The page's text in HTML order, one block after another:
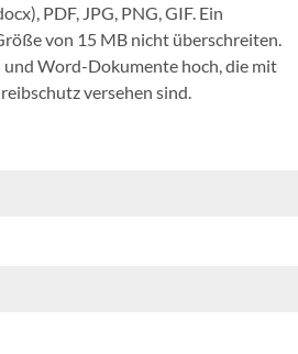
PDF, JPG, PNG, GIF. Ein
von 15 MB nicht überschreiten.
und Word-Dokumente hoch, die mit
versehen sind.